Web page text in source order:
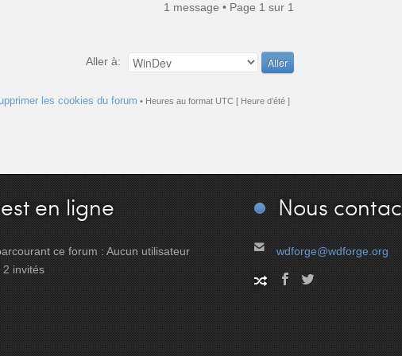
1 message • Page 1 sur 1
Aller à:
les cookies du forum • Heures au format UTC [ Heure d’été ]
est en ligne
ce forum : Aucun utilisateur
invités
Nous
wdforge@wdforge.org